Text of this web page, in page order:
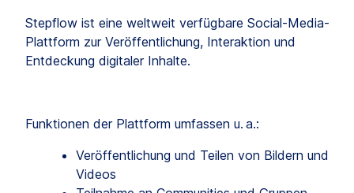
Stepflow ist eine weltweit verfügbare Social-Media-
Plattform zur Veröffentlichung, Interaktion und
Entdeckung digitaler Inhalte.
Funktionen der Plattform umfassen u. a.:
Veröffentlichung und Teilen von Bildern und
Videos